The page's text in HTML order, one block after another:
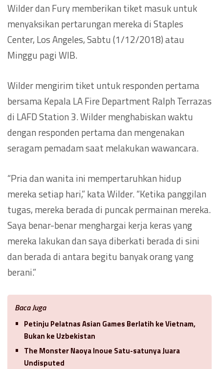
Wilder dan Fury memberikan tiket masuk untuk
menyaksikan pertarungan mereka di Staples
Center, Los Angeles, Sabtu (1/12/2018) atau
Minggu pagi WIB.
Wilder mengirim tiket untuk responden pertama
bersama Kepala LA Fire Department Ralph Terrazas
di LAFD Station 3. Wilder menghabiskan waktu
dengan responden pertama dan mengenakan
seragam pemadam saat melakukan wawancara.
“Pria dan wanita ini mempertaruhkan hidup
mereka setiap hari,” kata Wilder. “Ketika panggilan
tugas, mereka berada di puncak permainan mereka.
Saya benar-benar menghargai kerja keras yang
mereka lakukan dan saya diberkati berada di sini
dan berada di antara begitu banyak orang yang
berani.”
Baca Juga
Petinju Pelatnas Asian Games Berlatih ke Vietnam,
Bukan ke Uzbekistan
The Monster Naoya Inoue Satu-satunya Juara
Undisputed